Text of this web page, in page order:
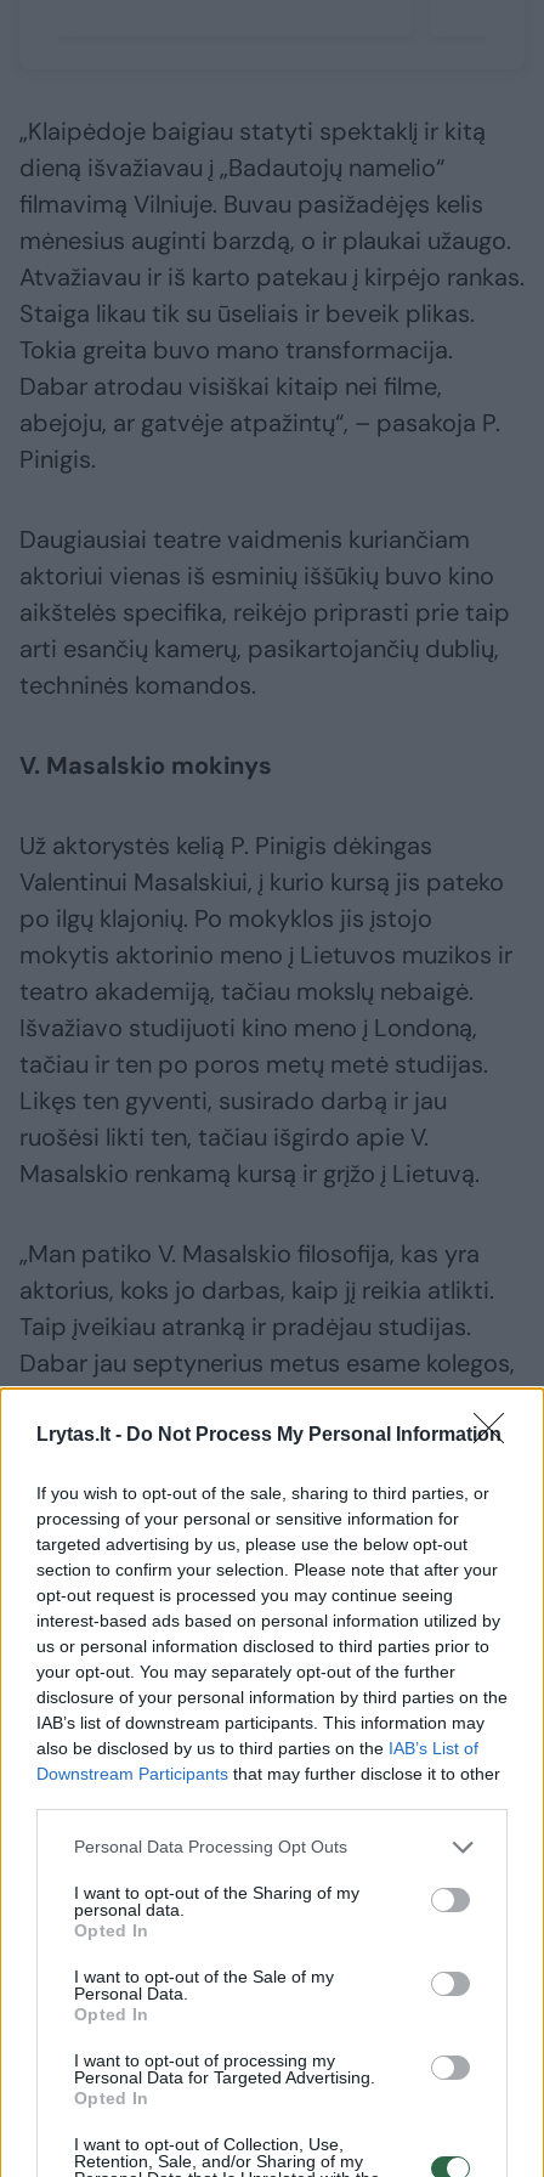
Lrytas.lt - Do Not Process My Personal Information
If you wish to opt-out of the sale, sharing to third parties, or
processing of your personal or sensitive information for
targeted advertising by us, please use the below opt-out
section to confirm your selection. Please note that after your
opt-out request is processed you may continue seeing
interest-based ads based on personal information utilized by
us or personal information disclosed to third parties prior to
your opt-out. You may separately opt-out of the further
disclosure of your personal information by third parties on the
IAB’s list of downstream participants. This information may
also be disclosed by us to third parties on the IAB’s List of
Downstream Participants that may further disclose it to other
Personal Data Processing Opt Outs
I want to opt-out of the Sharing of my
personal data.
Opted In
I want to opt-out of the Sale of my
Personal Data.
Opted In
I want to opt-out of processing my
Personal Data for Targeted Advertising.
Opted In
I want to opt-out of Collection, Use,
Retention, Sale, and/or Sharing of my
„Klaipėdoje baigiau statyti spektaklį ir kitą
dieną išvažiavau į „Badautojų namelio“
filmavimą Vilniuje. Buvau pasižadėjęs kelis
mėnesius auginti barzdą, o ir plaukai užaugo.
Atvažiavau ir iš karto patekau į kirpėjo rankas.
Staiga likau tik su ūseliais ir beveik plikas.
Tokia greita buvo mano transformacija.
Dabar atrodau visiškai kitaip nei filme,
abejoju, ar gatvėje atpažintų“, – pasakoja P.
Pinigis.
Daugiausiai teatre vaidmenis kuriančiam
aktoriui vienas iš esminių iššūkių buvo kino
aikštelės specifika, reikėjo priprasti prie taip
arti esančių kamerų, pasikartojančių dublių,
techninės komandos.
V. Masalskio mokinys
Už aktorystės kelią P. Pinigis dėkingas
Valentinui Masalskiui, į kurio kursą jis pateko
po ilgų klajonių. Po mokyklos jis įstojo
mokytis aktorinio meno į Lietuvos muzikos ir
teatro akademiją, tačiau mokslų nebaigė.
Išvažiavo studijuoti kino meno į Londoną,
tačiau ir ten po poros metų metė studijas.
Likęs ten gyventi, susirado darbą ir jau
ruošėsi likti ten, tačiau išgirdo apie V.
Masalskio renkamą kursą ir grįžo į Lietuvą.
„Man patiko V. Masalskio filosofija, kas yra
aktorius, koks jo darbas, kaip jį reikia atlikti.
Taip įveikiau atranką ir pradėjau studijas.
Dabar jau septynerius metus esame kolegos,
nes kaip ir jis, esu vaidybos dėstytojas. Be to,
vaidinu Klaipėdos jaunimo dramos teatre, o
Miltinio dramos teatre Panevėžyje“, –
pasakoja P. Pinigis.
Žinomų aktorių būrys
Absurdo komedijoje „Badautojų namelis“ P.
Pinigis vaidina kartu su tokiais kino ir
televizijos grandais kaip Ineta Stasiulytė ir
Arvydas Dapšys. „Ineta labai atviras ir šiltas
žmogus, kolegiška. Nors ji Lietuvos masteliu
žinoma aktorė, o aš kino debiutantas, tačiau
greitai atradome bendrą ryšį“, – pasakoja
diktorę Daivą (Ineta Stasiulytė), kuri kartu su
kolegomis netenka darbo ir pradeda bado
akciją. Prie jos prisijungia direktorius